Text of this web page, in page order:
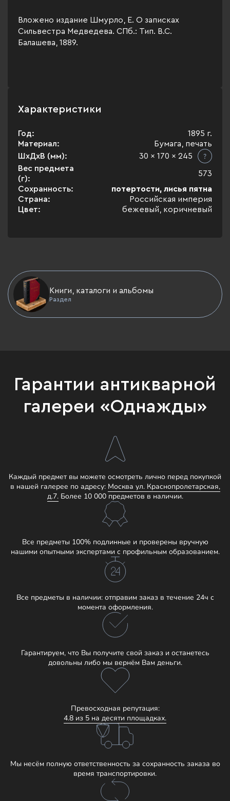
Вложено издание Шмурло, Е. О записках
Сильвестра Медведева. СПб.: Тип. В.С.
Балашева, 1889.
Характеристики
Год:
1895 г.
Материал:
Бумага, печать
ШхДхВ (мм):
30 x 170 x 245
Вес предмета
(г):
573
Сохранность:
потертости, лисья пятна
Страна:
Российская империя
Цвет:
бежевый, коричневый
Книги, каталоги и альбомы
Раздел
Гарантии антикварной
галереи «Однажды»
Каждый предмет вы можете осмотреть лично перед покупкой
в нашей галерее по адресу: Москва ул. Краснопролетарская,
д.7.Более 10 000 предметов в наличии.
Все предметы 100% подлинные и проверены вручную
нашими опытными экспертами с профильным образованием.
Все предметы в наличии: отправим заказ в течение 24ч с
момента оформления.
Гарантируем, что Вы получите свой заказ и останетесь
довольны либо мы вернём Вам деньги.
Превосходная репутация:
4.8 из 5 на десяти площадках.
Мы несём полную ответственность за сохранность заказа во
время транспортировки.